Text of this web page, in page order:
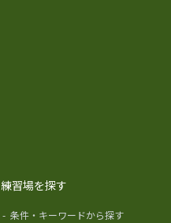
練習場を探す
- 条件・キーワードから探す